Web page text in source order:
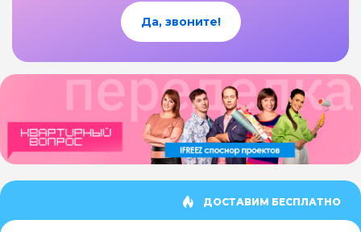
Да, звоните!
ДОСТАВИМ БЕСПЛАТНО